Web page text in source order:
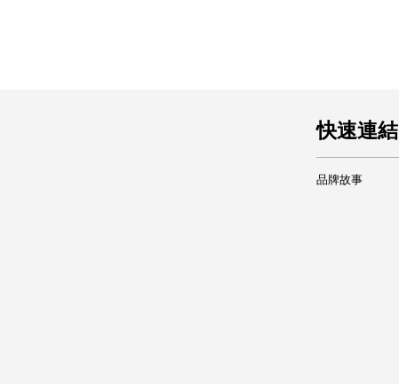
快速連結
品牌故事